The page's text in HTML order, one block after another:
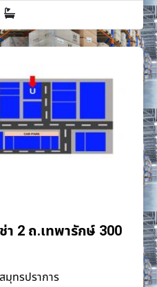
า 2 ถ.เทพารักษ์ 300
มุทรปราการ